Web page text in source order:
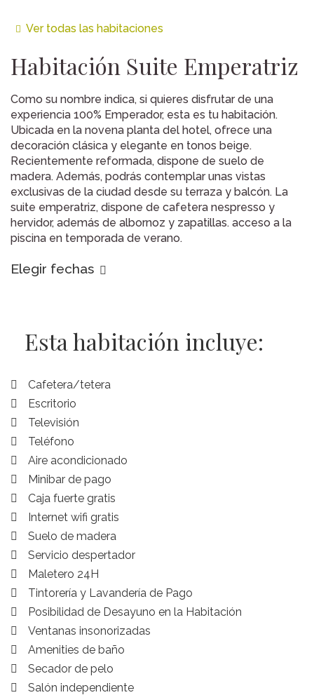
Ver todas las habitaciones
Habitación Suite Emperatriz
Como su nombre indica, si quieres disfrutar de una
experiencia 100% Emperador, esta es tu habitación.
Ubicada en la novena planta del hotel, ofrece una
decoración clásica y elegante en tonos beige.
Recientemente reformada, dispone de suelo de
madera. Además, podrás contemplar unas vistas
exclusivas de la ciudad desde su terraza y balcón. La
suite emperatriz, dispone de cafetera nespresso y
hervidor, además de albornoz y zapatillas. acceso a la
piscina en temporada de verano.
Elegir fechas
Esta habitación incluye:
Cafetera/tetera
Escritorio
Televisión
Teléfono
Aire acondicionado
Minibar de pago
Caja fuerte gratis
Internet wifi gratis
Suelo de madera
Servicio despertador
Maletero 24H
Tintorería y Lavandería de Pago
Posibilidad de Desayuno en la Habitación
Ventanas insonorizadas
Amenities de baño
Secador de pelo
Salón independiente